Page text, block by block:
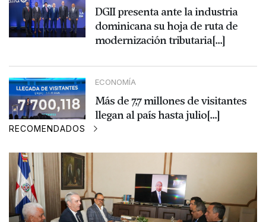
DGII presenta ante la industria
dominicana su hoja de ruta de
modernización tributaria[...]
ECONOMÍA
Más de 7,7 millones de visitantes
llegan al país hasta julio[...]
RECOMENDADOS